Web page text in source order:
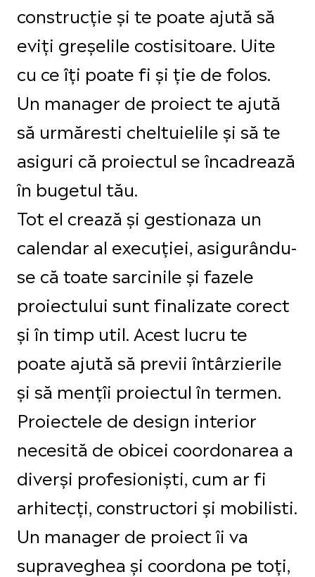
construcție și te poate ajută să
eviți greșelile costisitoare. Uite
cu ce îți poate fi și ție de folos.
Un manager de proiect te ajută
să urmăresti cheltuielile și să te
asiguri că proiectul se încadrează
în bugetul tău.
Tot el crează și gestionaza un
calendar al execuției, asigurându-
se că toate sarcinile și fazele
proiectului sunt finalizate corect
și în timp util. Acest lucru te
poate ajută să previi întârzierile
și să mențîi proiectul în termen.
Proiectele de design interior
necesită de obicei coordonarea a
diverși profesioniști, cum ar fi
arhitecți, constructori și mobilisti.
Un manager de proiect îi va
supraveghea și coordona pe toți,